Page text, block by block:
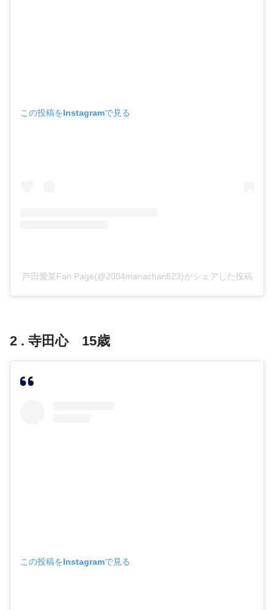
この投稿をInstagramで見る
芦田愛菜Fan Page(@2004manachan623)がシェアした投稿
2 . 寺田心 15歳
この投稿をInstagramで見る